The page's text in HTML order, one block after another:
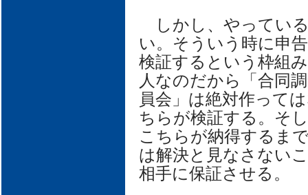
しかし、やってい
い。そういう時に申
検証するという枠組
人なのだから「合同
員会」は絶対作って
ちらが検証する。そ
こちらが納得するま
は解決と見なさない
相手に保証させる。